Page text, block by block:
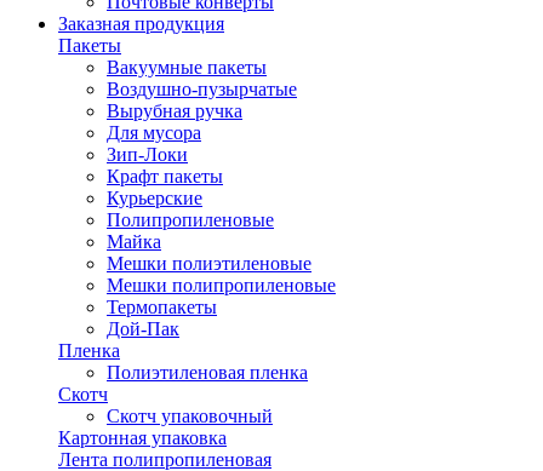
Заказная продукция
Пакеты
Вакуумные пакеты
Воздушно-пузырчатые
Вырубная ручка
Для мусора
Зип-Локи
Крафт пакеты
Курьерские
Полипропиленовые
Майка
Мешки полиэтиленовые
Мешки полипропиленовые
Термопакеты
Дой-Пак
Пленка
Полиэтиленовая пленка
Скотч
Скотч упаковочный
Картонная упаковка
Лента полипропиленовая